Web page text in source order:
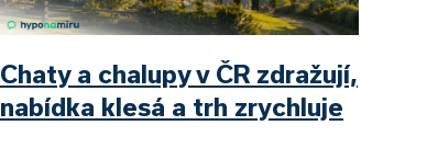
Chaty a chalupy v ČR zdražují,
nabídka klesá a trh zrychluje